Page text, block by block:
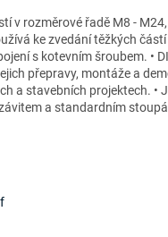
v rozměrové řadě M8 -
ke zvedání těžkých
s kotevním šroubem. •
přepravy, montáže a
a stavebních projektech. •
a standardním